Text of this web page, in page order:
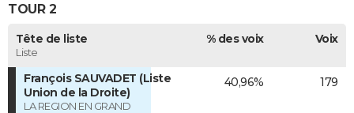
TOUR 2
Tête de liste
Liste
% des voix Voix
François SAUVADET (Liste
Union de la Droite)
LA REGION EN GRAND
40,96% 179